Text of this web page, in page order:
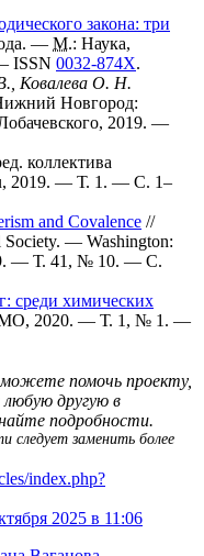
закона: три
— М.: Наука,
ISSN 0032-874X.
Ковалева О. Н.
Новгород:
2019. —
коллектива
2019. — Т. 1. — С. 1–
and Covalence //
Society. — Washington:
— Т. 41 , № 10. — С.
среди химических
2020. — Т. 1 , № 1 . —
помочь проекту,
другую в
подробности.
следует заменить более
index.php?
2025 в 11:06